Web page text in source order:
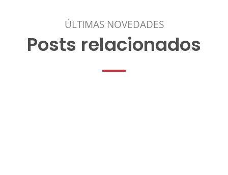
ÚLTIMAS NOVEDADES
Posts relacionados